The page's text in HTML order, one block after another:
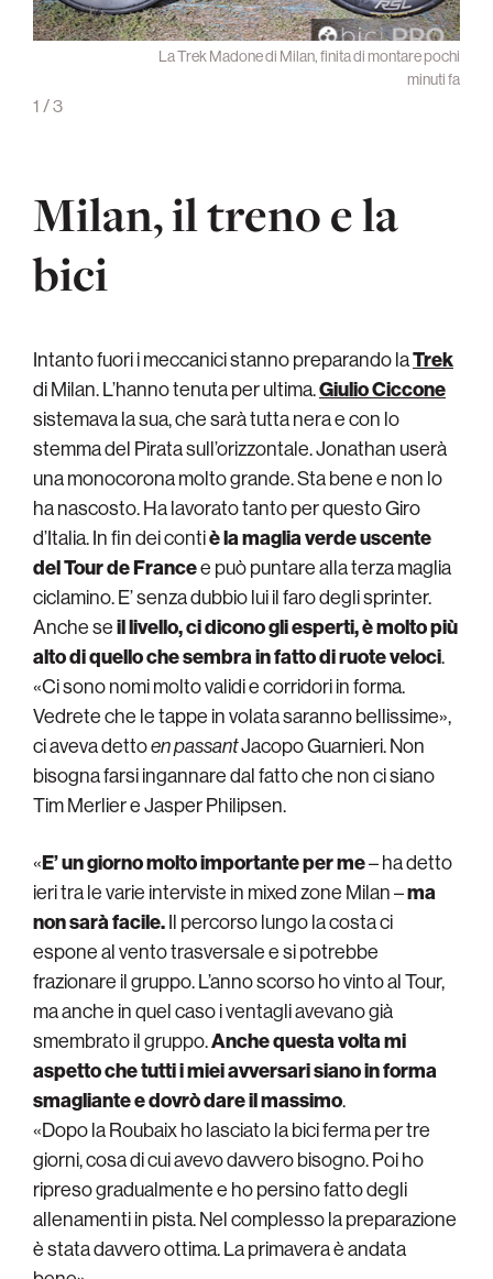
La Trek Madone di Milan, finita di montare pochi
minuti fa
1 /3
Milan, il treno e la
bici
Intanto fuori i meccanici stanno preparando laTrek
di Milan. L’hanno tenuta per ultima.Giulio Ciccone
sistemava la sua, che sarà tutta nera e con lo
stemma del Pirata sull’orizzontale. Jonathan userà
una monocorona molto grande. Sta bene e non lo
ha nascosto. Ha lavorato tanto per questo Giro
d’Italia. In fin dei contiè la maglia verde uscente
del Tour de Francee può puntare alla terza maglia
ciclamino. E’ senza dubbio lui il faro degli sprinter.
Anche seil livello, ci dicono gli esperti, è molto più
alto di quello che sembra in fatto di ruote veloci.
«Ci sono nomi molto validi e corridori in forma.
Vedrete che le tappe in volata saranno bellissime»,
ci aveva dettoen passantJacopo Guarnieri. Non
bisogna farsi ingannare dal fatto che non ci siano
Tim Merlier e Jasper Philipsen.
«E’ un giorno molto importante per me– ha detto
ieri tra le varie interviste in mixed zone Milan –ma
non sarà facile.Il percorso lungo la costa ci
espone al vento trasversale e si potrebbe
frazionare il gruppo. L’anno scorso ho vinto al Tour,
ma anche in quel caso i ventagli avevano già
smembrato il gruppo.Anche questa volta mi
aspetto che tutti i miei avversari siano in forma
smagliante e dovrò dare il massimo.
«Dopo la Roubaix ho lasciato la bici ferma per tre
giorni, cosa di cui avevo davvero bisogno. Poi ho
ripreso gradualmente e ho persino fatto degli
allenamenti in pista. Nel complesso la preparazione
è stata davvero ottima. La primavera è andata